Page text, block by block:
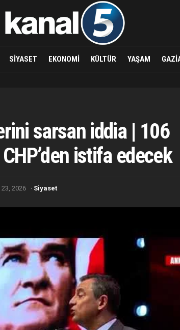
SIYASET EKONOMI KÜLTÜR YAŞAM
sarsan iddia | 106
istifa edecek
2026 · Siyaset